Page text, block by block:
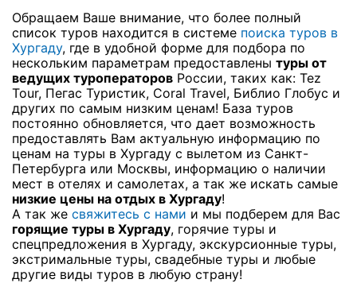
Обращаем Ваше внимание, что более полный
список туров находится в системе поиска туров в
Хургаду, где в удобной форме для подбора по
нескольким параметрам предоставлены туры от
ведущих туроператоров России, таких как: Tez
Tour, Пегас Туристик, Coral Travel, Библио Глобус и
других по самым низким ценам! База туров
постоянно обновляется, что дает возможность
предоставлять Вам актуальную информацию по
ценам на туры в Хургаду с вылетом из Санкт-
Петербурга или Москвы, информацию о наличии
мест в отелях и самолетах, а так же искать самые
низкие цены на отдых в Хургаду!
А так же свяжитесь с нами и мы подберем для Вас
горящие туры в Хургаду, горячие туры и
спецпредложения в Хургаду, экскурсионные туры,
экстримальные туры, свадебные туры и любые
другие виды туров в любую страну!